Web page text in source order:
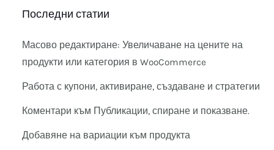
Последни статии
Масово редактиране: Увеличаване на цените на
продукти или категория в WooCommerce
Работа с купони, активиране, създаване и стратегии
Коментари към Публикации, спиране и показване.
Добавяне на вариации към продукта